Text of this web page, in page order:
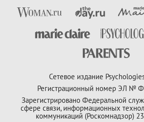
Сетевое издание
Регистрационный номер ЭЛ №
Зарегистрировано Федеральной
сфере связи, информационных
коммуникаций (Роскомнадзор)